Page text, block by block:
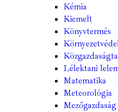
Kémia
Kiemelt
Könyvtermés
Lélektani
Matematika
Meteorológia
Mezőgazdaság